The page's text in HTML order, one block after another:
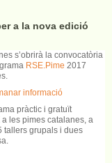
a la nova edició
s’obrirà la convocatòria
RSE.Pime 2017
informació
pràctic i gratuït
a les pimes catalanes, a
tallers grupals i dues